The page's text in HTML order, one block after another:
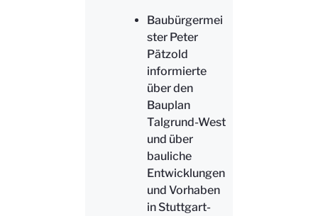
Baubürgermei
ster Peter
Pätzold
informierte
über den
Bauplan
Talgrund-West
und über
bauliche
Entwicklungen
und Vorhaben
in Stuttgart-